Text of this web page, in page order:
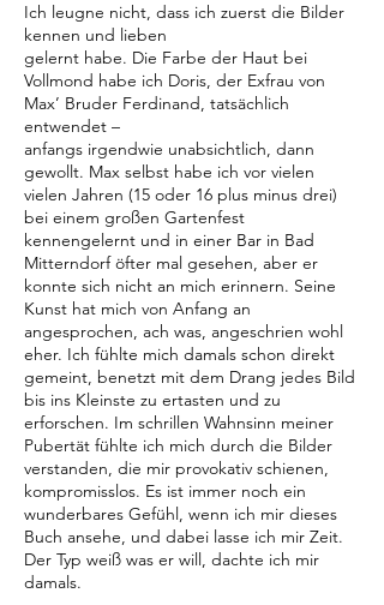
Ich leugne nicht, dass ich zuerst die Bilder
kennen und lieben
gelernt habe. Die Farbe der Haut bei
Vollmond habe ich Doris, der Exfrau von
Max’ Bruder Ferdinand, tatsächlich
entwendet –
anfangs irgendwie unabsichtlich, dann
gewollt. Max selbst habe ich vor vielen
vielen Jahren (15 oder 16 plus minus drei)
bei einem großen Gartenfest
kennengelernt und in einer Bar in Bad
Mitterndorf öfter mal gesehen, aber er
konnte sich nicht an mich erinnern. Seine
Kunst hat mich von Anfang an
angesprochen, ach was, angeschrien wohl
eher. Ich fühlte mich damals schon direkt
gemeint, benetzt mit dem Drang jedes Bild
bis ins Kleinste zu ertasten und zu
erforschen. Im schrillen Wahnsinn meiner
Pubertät fühlte ich mich durch die Bilder
verstanden, die mir provokativ schienen,
kompromisslos. Es ist immer noch ein
wunderbares Gefühl, wenn ich mir dieses
Buch ansehe, und dabei lasse ich mir Zeit.
Der Typ weiß was er will, dachte ich mir
damals.